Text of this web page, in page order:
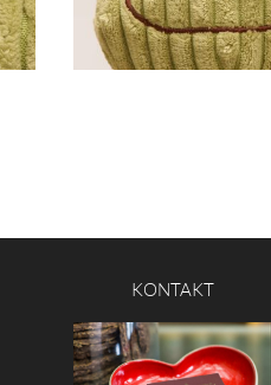
KONTAKT